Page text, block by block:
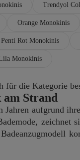
Trendyol
Orange Monokinis
Penti Rot Monokinis
Monokinis
die Kategorie
Strand
aufgrund